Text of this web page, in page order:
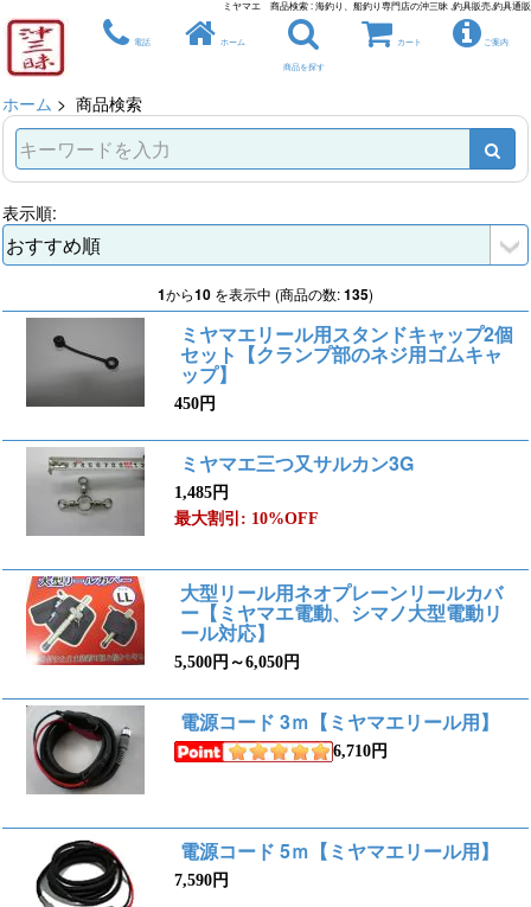
ミヤマエ 商品検索 : 海釣り、船釣り専門店の沖三昧 ,釣具販売,釣具通販
電話 ホーム
商品を探す
カート ご案内
ホーム > 商品検索
表示順:
1から10 を表示中 (商品の数:135)
ミヤマエリール用スタンドキャップ2個
セット【クランプ部のネジ用ゴムキャ
ップ】
450円
ミヤマエ三つ又サルカン3G
1,485円
最大割引: 10%OFF
大型リール用ネオプレーンリールカバ
ー【ミヤマエ電動、シマノ大型電動リ
ール対応】
5,500円～6,050円
電源コード 3ｍ【ミヤマエリール用】
6,710円
電源コード 5ｍ【ミヤマエリール用】
7,590円